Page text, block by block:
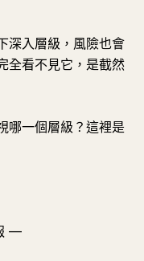
深入層級，風險也會
全看不見它，是截然
哪一個層級？這裡是
—